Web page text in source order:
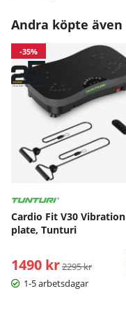
Andra köpte även
-35%
Cardio Fit V30 Vibration
plate, Tunturi
1490 kr Ordinarie pris:
2295 kr
1-5 arbetsdagar